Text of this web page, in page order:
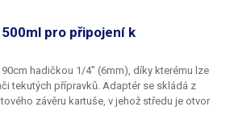
pro připojení k
90cm hadičkou 1/4" (6mm), díky kterému lze
Adaptér se skládá z
závěru kartuše, v jehož středu je otvor